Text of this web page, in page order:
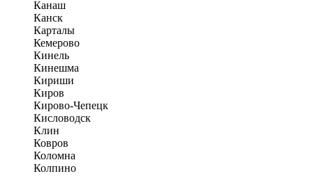
Канаш
Канск
Карталы
Кемерово
Кинель
Кинешма
Кириши
Киров
Кирово-Чепецк
Кисловодск
Клин
Ковров
Коломна
Колпино